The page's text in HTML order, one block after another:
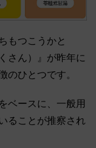
もつこうかと
さん）』が昨年に
のひとつです。
ベースに、一般用
ることが推察され